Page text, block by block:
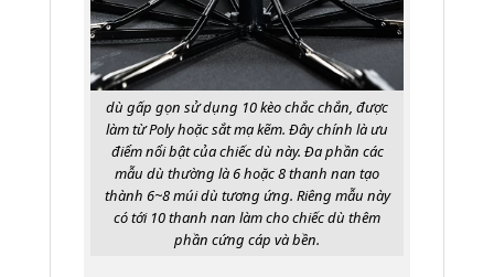
dù gấp gọn sử dụng 10 kèo chắc chắn, được
làm từ Poly hoặc sắt mạ kẽm. Đây chính là ưu
điểm nổi bật của chiếc dù này. Đa phần các
mẫu dù thường là 6 hoặc 8 thanh nan tạo
thành 6~8 múi dù tương ứng. Riêng mẫu này
có tới 10 thanh nan làm cho chiếc dù thêm
phần cứng cáp và bền.